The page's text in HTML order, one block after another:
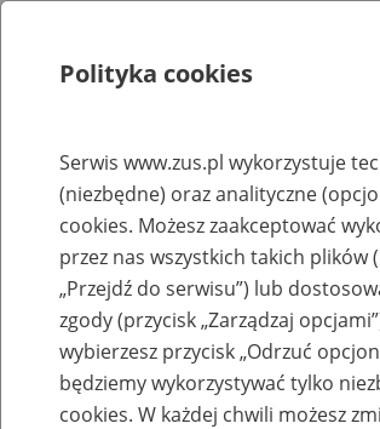
Rejestry, ewidencje i archiwa
Baza zlikwidowanych lub
przekształconych
Nazwa zakładu pracy:
Polityka cookies
Serwis www.zus.pl wykorzystuje
(niezbędne) oraz analityczne
cookies. Możesz zaakceptować
przez nas wszystkich takich plików
„Przejdź do serwisu”) lub
zgody (przycisk „Zarządzaj
wybierzesz przycisk „Odrzuć
będziemy wykorzystywać tylko
cookies. W każdej chwili możesz